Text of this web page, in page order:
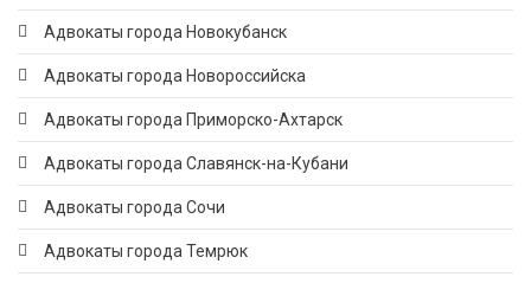
Адвокаты города Новокубанск
Адвокаты города Новороссийска
Адвокаты города Приморско-Ахтарск
Адвокаты города Славянск-на-Кубани
Адвокаты города Сочи
Адвокаты города Темрюк